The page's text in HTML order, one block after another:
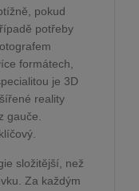
pokud
potřeby
formátech,
je 3D
reality
gauče.
složitější, než
Za každým